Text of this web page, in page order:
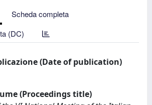
Scheda completa
(DC)
(Date of publication)
(Proceedings title)